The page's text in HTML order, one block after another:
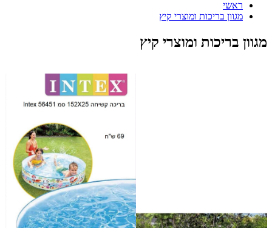
ראשי
מגוון בריכות ומוצרי קיץ
מגוון בריכות ומוצרי קיץ